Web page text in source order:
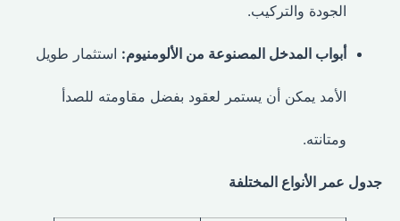
الجودة والتركيب.
أبواب المدخل المصنوعة من الألومنيوم:استثمار طويل
الأمد يمكن أن يستمر لعقود بفضل مقاومته للصدأ
ومتانته.
جدول عمر الأنواع المختلفة